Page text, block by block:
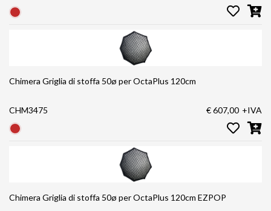
Chimera Griglia di stoffa 50ø per OctaPlus 120cm
CHM3475 € 607,00 +IVA
Chimera Griglia di stoffa 50ø per OctaPlus 120cm EZPOP